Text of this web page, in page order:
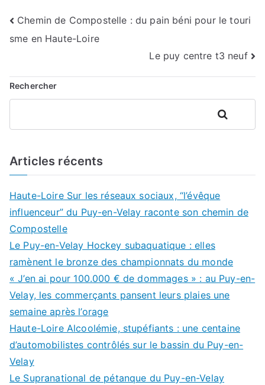
Navigation
de
l’article
Chemin de Compostelle : du pain béni pour le touri
sme en Haute-Loire
Le puy centre t3 neuf
Rechercher
Rechercher
Articles récents
Haute-Loire Sur les réseaux sociaux, “l’évêque
influenceur” du Puy-en-Velay raconte son chemin de
Compostelle
Le Puy-en-Velay Hockey subaquatique : elles
ramènent le bronze des championnats du monde
« J’en ai pour 100.000 € de dommages » : au Puy-en-
Velay, les commerçants pansent leurs plaies une
semaine après l’orage
Haute-Loire Alcoolémie, stupéfiants : une centaine
d’automobilistes contrôlés sur le bassin du Puy-en-
Velay
Le Supranational de pétanque du Puy-en-Velay